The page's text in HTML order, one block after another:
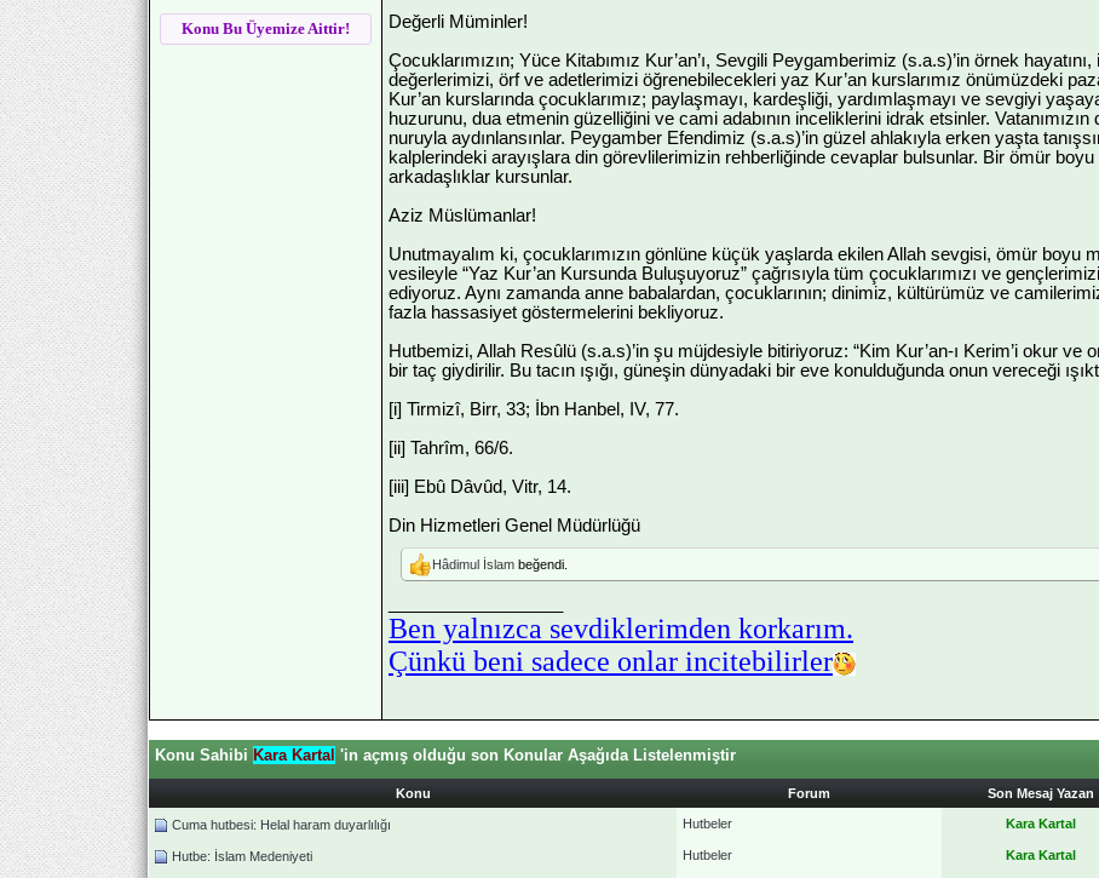
Konu Bu Üyemize Aittir!
Değerli Müminler!
Çocuklarımızın; Yüce Kitabımız Kur’an’ı, Sevgili Peygamberimiz (s.a.s)’in örnek
değerlerimizi, örf ve adetlerimizi öğrenebilecekleri yaz Kur’an kurslarımız önümüzdeki
Kur’an kurslarında çocuklarımız; paylaşmayı, kardeşliği, yardımlaşmayı ve sevgiyi
huzurunu, dua etmenin güzelliğini ve cami adabının inceliklerini idrak etsinler. Vatanımızın
nuruyla aydınlansınlar. Peygamber Efendimiz (s.a.s)’in güzel ahlakıyla erken yaşta
kalplerindeki arayışlara din görevlilerimizin rehberliğinde cevaplar bulsunlar. Bir ömür
arkadaşlıklar kursunlar.
Aziz Müslümanlar!
Unutmayalım ki, çocuklarımızın gönlüne küçük yaşlarda ekilen Allah sevgisi, ömür boyu
vesileyle “Yaz Kur’an Kursunda Buluşuyoruz” çağrısıyla tüm çocuklarımızı ve
ediyoruz. Aynı zamanda anne babalardan, çocuklarının; dinimiz, kültürümüz ve
fazla hassasiyet göstermelerini bekliyoruz.
Hutbemizi, Allah Resûlü (s.a.s)’in şu müjdesiyle bitiriyoruz: “Kim Kur’an-ı Kerim’i okur
bir taç giydirilir. Bu tacın ışığı, güneşin dünyadaki bir eve konulduğunda onun vereceği
[i] Tirmizî, Birr, 33; İbn Hanbel, IV, 77.
[ii] Tahrîm, 66/6.
[iii] Ebû Dâvûd, Vitr, 14.
Din Hizmetleri Genel Müdürlüğü
Hâdimul İslam beğendi.
Ben yalnızca sevdiklerimden korkarım.
Çünkü beni sadece onlar incitebilirler
Konu Sahibi Kara Kartal 'in açmış olduğu son Konular Aşağıda Listelenmiştir
Konu Forum Son Mesaj Yazan
Cuma hutbesi: Helal haram duyarlılığı Hutbeler Kara Kartal
Hutbe: İslam Medeniyeti Hutbeler Kara Kartal